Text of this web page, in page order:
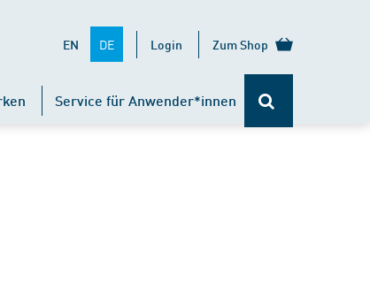
EN DE Login Zum Shop
Service für Anwender*innen